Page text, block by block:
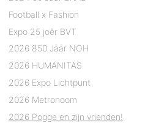
Football x Fashion
Expo 25 joêr BVT
2026 850 Jaar NOH
2026 HUMANITAS
2026 Expo Lichtpunt
2026 Metronoom
2026 Pogge en zijn vrienden!